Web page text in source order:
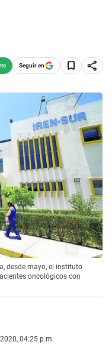
Seguir en
desde mayo, el instituto
oncológicos con
04:25 p.m.